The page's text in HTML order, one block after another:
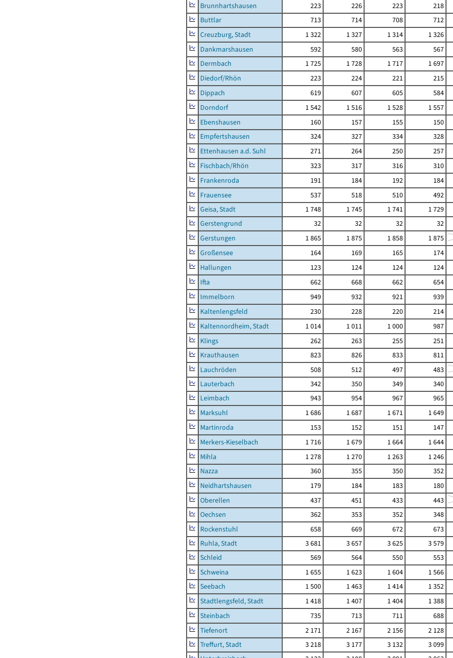
Brunnhartshausen
223 226 223 218
Buttlar
713 714 708 712
Creuzburg, Stadt
1 322 1 327 1 314 1 326
Dankmarshausen
592 580 563 567
Dermbach
1 725 1 728 1 717 1 697
Diedorf/Rhön
223 224 221 215
Dippach
619 607 605 584
Dorndorf
1 542 1 516 1 528 1 557
Ebenshausen
160 157 155 150
Empfertshausen
324 327 334 328
Ettenhausen a.d. Suhl
271 264 250 257
Fischbach/Rhön
323 317 316 310
Frankenroda
191 184 192 184
Frauensee
537 518 510 492
Geisa, Stadt
1 748 1 745 1 741 1 729
Gerstengrund
32 32 32 32
Gerstungen
1 865 1 875 1 858
1 875
Großensee
164 169 165 174
Hallungen
123 124 124 124
Ifta
662 668 662 654
Immelborn
949 932 921 939
Kaltenlengsfeld
230 228 220 214
Kaltennordheim, Stadt
1 014 1 011 1 000 987
Klings
262 263 255 251
Krauthausen
823 826 833 811
Lauchröden
508 512 497
483
Lauterbach
342 350 349 340
Leimbach
943 954 967 965
Marksuhl
1 686 1 687 1 671 1 649
Martinroda
153 152 151 147
Merkers-Kieselbach
1 716 1 679 1 664 1 644
Mihla
1 278 1 270 1 263 1 246
Nazza
360 355 350 352
Neidhartshausen
179 184 183 180
Oberellen
437 451 433
443
Oechsen
362 353 352 348
Rockenstuhl
658 669 672 673
Ruhla, Stadt
3 681 3 657 3 625 3 579
Schleid
569 564 550 553
Schweina
1 655 1 623 1 604 1 566
Seebach
1 500 1 463 1 414 1 352
Stadtlengsfeld, Stadt
1 418 1 407 1 404 1 388
Steinbach
735 713 711 688
Tiefenort
2 171 2 167 2 156 2 128
Treffurt, Stadt
3 218 3 177 3 132 3 099